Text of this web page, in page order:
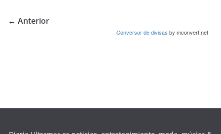
← Anterior
Conversor de divisas by mconvert.net